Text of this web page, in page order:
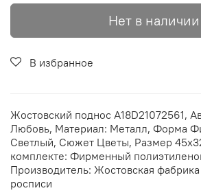
Нет в наличии
В избранное
Жостовский поднос A18D21072561,
Любовь, Материал: Металл, Форма
Светлый, Сюжет Цветы, Размер
комплекте: Фирменный
Производитель: Жостовская
росписи